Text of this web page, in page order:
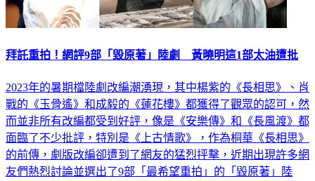
拜託重拍！網評9部「毀原著」陸劇 黃曉明這1部太油遭批
2023年的暑期檔陸劇改編潮湧現，其中楊紫的《長相思》、肖
戰的《玉骨遙》和成毅的《蓮花樓》都獲得了觀眾的認可，然
而並非所有改編都受到好評，像是《安樂傳》和《長風渡》都
面臨了不少批評，特別是《上古情歌》，作為桐華《長相思》
的前傳，劇版改編卻遭到了網友的猛烈抨擊，近期出現許多網
友們熱烈討論並選出了9部「最希望重拍」的「毀原著」陸